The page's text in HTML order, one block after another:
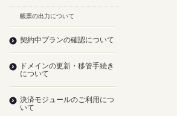
帳票の出力について
契約中プランの確認について
ドメインの更新・移管手続き
について
決済モジュールのご利用につ
いて